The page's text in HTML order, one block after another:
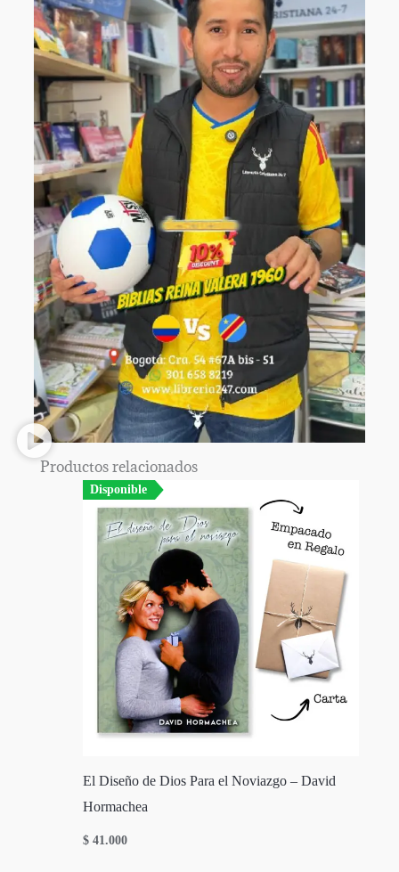
Productos relacionados
Disponible
El Diseño de Dios Para el Noviazgo – David
Hormachea
$ 41.000